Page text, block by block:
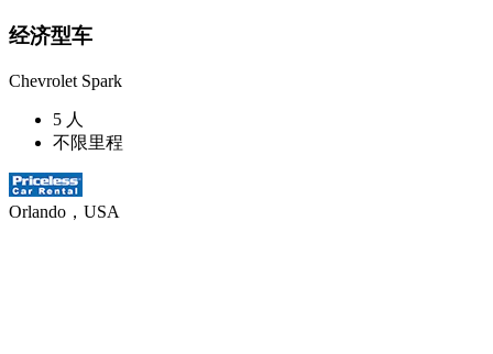
经济型车
Chevrolet Spark
5 人
不限里程
Orlando，USA